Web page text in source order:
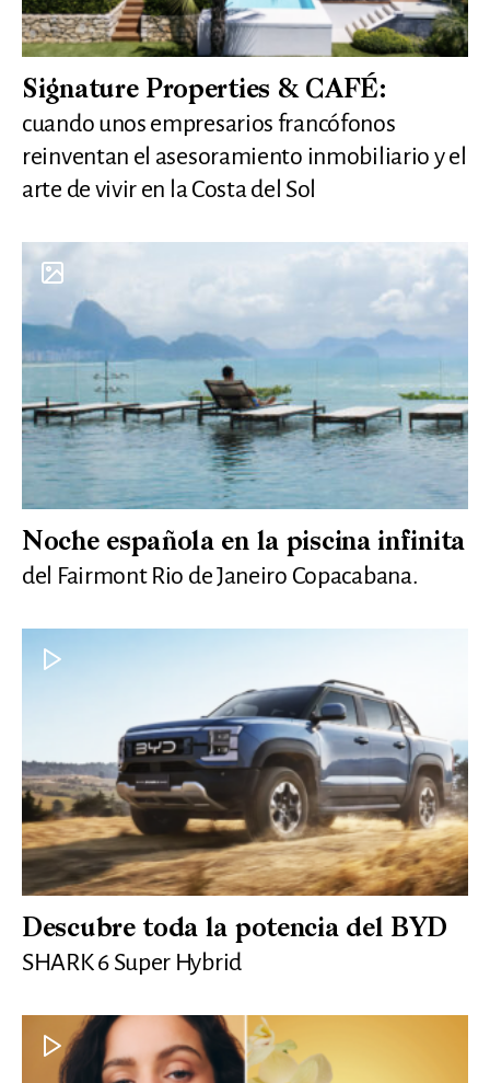
Signature Properties & CAFÉ:
cuando unos empresarios francófonos
reinventan el asesoramiento inmobiliario y el
arte de vivir en la Costa del Sol
Noche española en la piscina infinita
del Fairmont Rio de Janeiro Copacabana.
Descubre toda la potencia del BYD
SHARK 6 Super Hybrid